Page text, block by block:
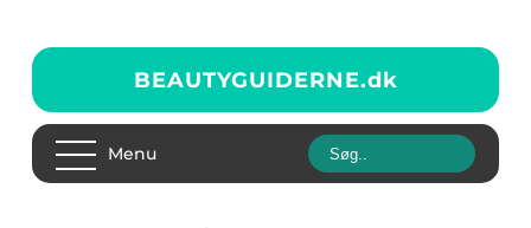
BEAUTYGUIDERNE.dk
Menu